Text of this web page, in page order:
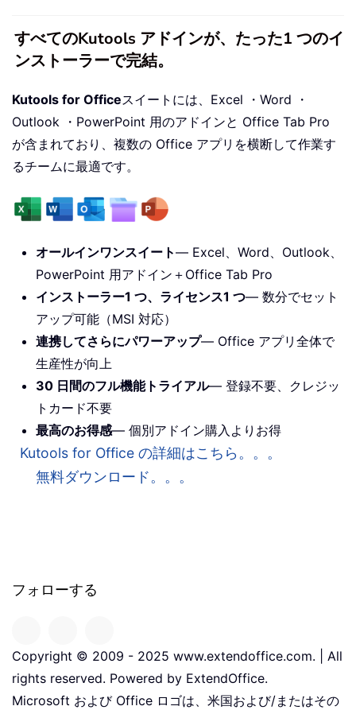
すべてのKutools アドインが、たった1 つのイ
ンストーラーで完結。
Kutools for Officeスイートには、Excel ・Word ・
Outlook ・PowerPoint 用のアドインと Office Tab Pro
が含まれており、複数の Office アプリを横断して作業す
るチームに最適です。
オールインワンスイート— Excel、Word、Outlook、
PowerPoint 用アドイン＋Office Tab Pro
インストーラー1 つ、ライセンス1 つ— 数分でセット
アップ可能（MSI 対応）
連携してさらにパワーアップ— Office アプリ全体で
生産性が向上
30 日間のフル機能トライアル— 登録不要、クレジッ
トカード不要
最高のお得感— 個別アドイン購入よりお得
Kutools for Office の詳細はこちら。。。
無料ダウンロード。。。
フォローする
Copyright © 2009 - 2025 www.extendoffice.com. | All
rights reserved. Powered by ExtendOffice.
Microsoft および Office ロゴは、米国および/またはその